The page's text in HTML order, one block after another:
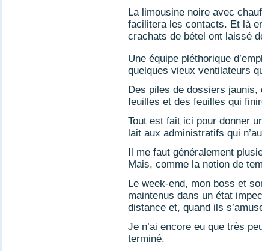
La limousine noire avec
facilitera les contacts. Et là
crachats de bétel ont laissé
Une équipe pléthorique
quelques vieux ventilateurs
Des piles de dossiers jaunis,
feuilles et des feuilles qui
Tout est fait ici pour donner
lait aux administratifs qui
Il me faut généralement
Mais, comme la notion de
Le week-end, mon boss et
maintenus dans un état
distance et, quand ils
Je n’ai encore eu que très
terminé.